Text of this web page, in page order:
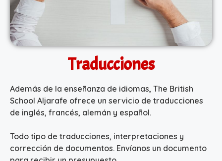
Traducciones
Además de la enseñanza de idiomas, The British
School Aljarafe ofrece un servicio de traducciones
de inglés, francés, alemán y español.
Todo tipo de traducciones, interpretaciones y
corrección de documentos. Envíanos un documento